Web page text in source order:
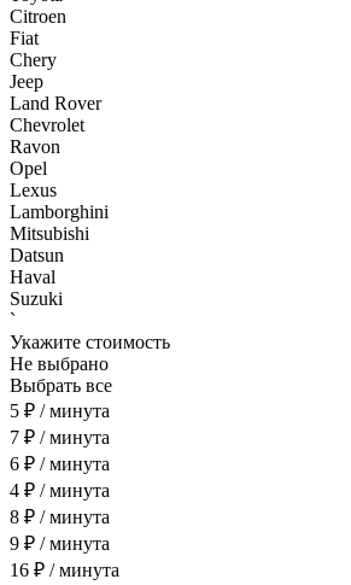
Citroen
Fiat
Chery
Jeep
Land Rover
Chevrolet
Ravon
Opel
Lexus
Lamborghini
Mitsubishi
Datsun
Haval
Suzuki
`
Укажите стоимость
Не выбрано
Выбрать все
5 ₽ / минута
7 ₽ / минута
6 ₽ / минута
4 ₽ / минута
8 ₽ / минута
9 ₽ / минута
16 ₽ / минута